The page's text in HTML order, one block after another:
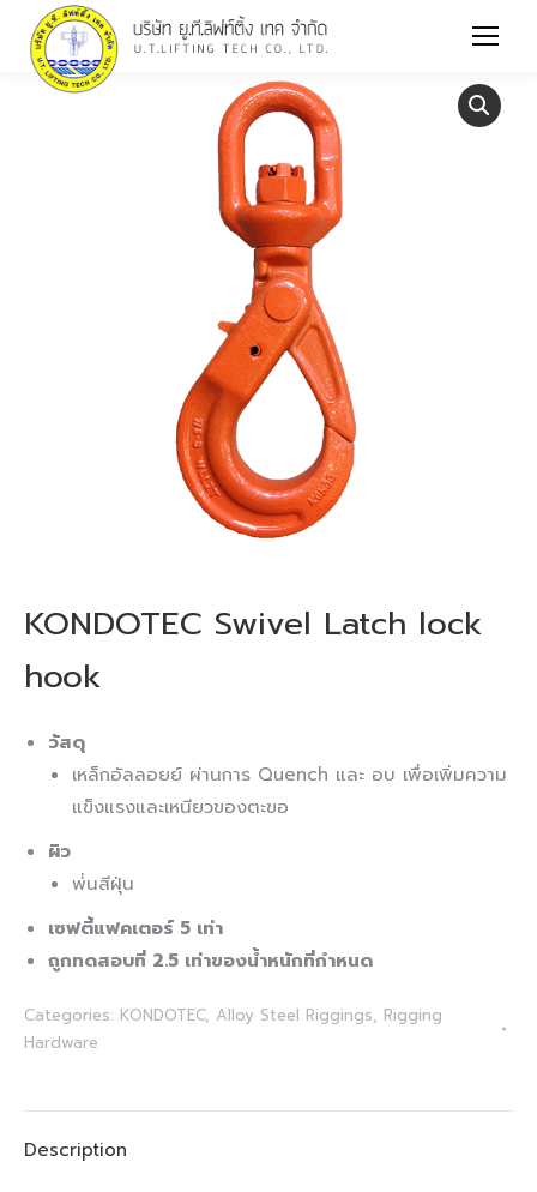
KONDOTEC Swivel Latch lock
hook
วัสดุ
เหล็กอัลลอยย์ ผ่านการ Quench และ อบ เพื่อเพิ่มความ
แข็งแรงและเหนียวของตะขอ
ผิว
พ่่นสีฝุ่น
เซฟตี้แฟคเตอร์ 5 เท่า
ถูกทดสอบที่ 2.5 เท่าของน้ำหนักที่กำหนด
Categories: KONDOTEC, Alloy Steel Riggings, Rigging
Hardware
Description